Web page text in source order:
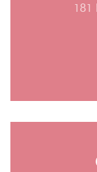
181